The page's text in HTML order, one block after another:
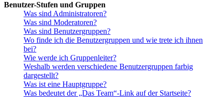
Benutzer-Stufen und Gruppen
Was sind Administratoren?
Was sind Moderatoren?
Was sind Benutzergruppen?
Wo finde ich die Benutzergruppen und wie trete ich ihnen
bei?
Wie werde ich Gruppenleiter?
Weshalb werden verschiedene Benutzergruppen farbig
dargestellt?
Was ist eine Hauptgruppe?
Was bedeutet der „Das Team“-Link auf der Startseite?